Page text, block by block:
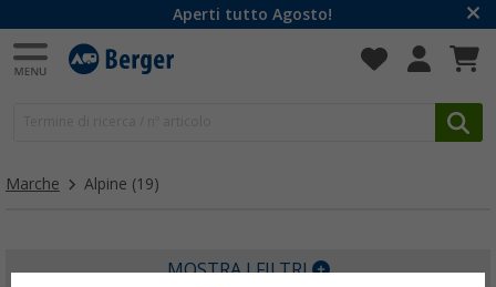
Aperti tutto Agosto!
Marche Alpine (19)
MOSTRA I FILTRI